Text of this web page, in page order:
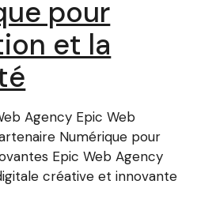
pour
et la
Agency Epic Web
Numérique pour
Epic Web Agency
créative et innovante